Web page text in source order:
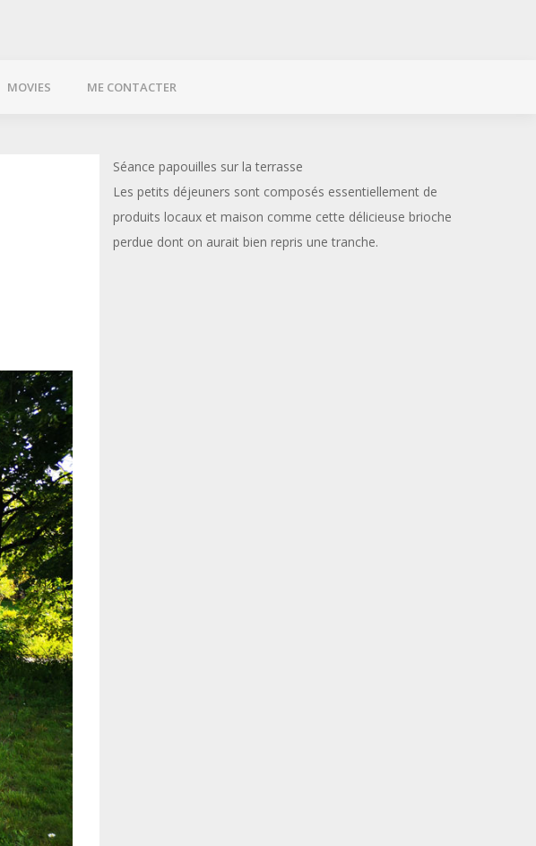
MOVIES ME CONTACTER
Séance papouilles sur la terrasse
Les petits déjeuners sont composés essentiellement de
produits locaux et maison comme cette délicieuse brioche
perdue dont on aurait bien repris une tranche.